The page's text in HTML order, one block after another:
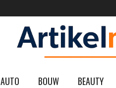
AUTO BOUW BEAUTY